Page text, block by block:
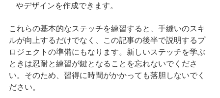
やデザインを作成できます。
これらの基本的なステッチを練習すると、手縫いのスキ
ルが向上するだけでなく、この記事の後半で説明するプ
ロジェクトの準備にもなります。新しいステッチを学ぶ
ときは忍耐と練習が鍵となることを忘れないでくださ
い。そのため、習得に時間がかかっても落胆しないでく
ださい。